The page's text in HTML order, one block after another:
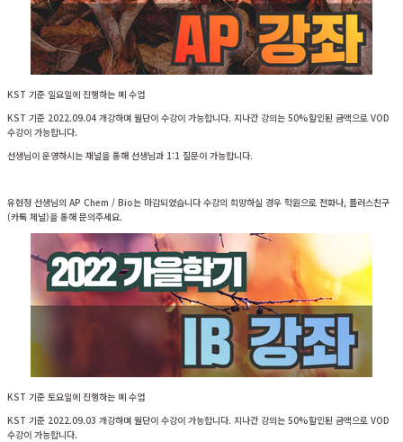
KST 기준 일요일에 진행하는 몌 수업
KST 기준 2022.09.04 개강하며 월단이 수강이 가능합니다. 지나간 강의는 50%할인된 금액으로 VOD
수강이 가능합니다.
선생님이 운영하시는 채널을 통해 선생님과 1:1 질문이 가능합니다.
유현정 선생님의 AP Chem / Bio는 마감되었습니다 수강의 희망하실 경우 학원으로 전화나, 플러스친구
(카톡 체널)을 통해 문의주세요.
KST 기준 토요일에 진행하는 몌 수업
KST 기준 2022.09.03 개강하며 월단이 수강이 가능합니다. 지나간 강의는 50%할인된 금액으로 VOD
수강이 가능합니다.